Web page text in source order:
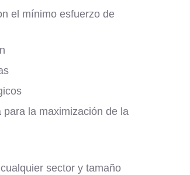
el mínimo esfuerzo de
la maximización de la
sector y tamaño